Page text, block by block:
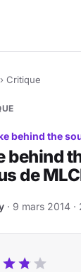
› Critique
behind the
behind
de
· 9 mars 2014